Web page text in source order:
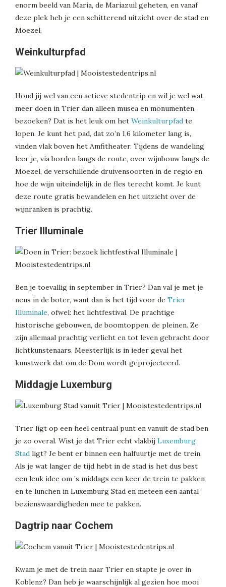
enorm beeld van Maria, de Mariazuil geheten, en vanaf
deze plek heb je een schitterend uitzicht over de stad en
Moezel.
Weinkulturpfad
Houd jij wel van een actieve stedentrip en wil je wel wat
meer doen in Trier dan alleen musea en monumenten
bezoeken? Dat is het leuk om het Weinkulturpfad te
lopen. Je kunt het pad, dat zo’n 1,6 kilometer lang is,
vinden vlak boven het Amfitheater. Tijdens de wandeling
leer je, via borden langs de route, over wijnbouw langs de
Moezel, de verschillende druivensoorten in de regio en
hoe de wijn uiteindelijk in de fles terecht komt. Je kunt
deze route gratis bewandelen en het uitzicht over de
wijnranken is prachtig.
Trier Illuminale
Ben je toevallig in september in Trier? Dan val je met je
neus in de boter, want dan is het tijd voor de Trier
Illuminale, ofwel: het lichtfestival. De prachtige
historische gebouwen, de boomtoppen, de pleinen. Ze
zijn allemaal prachtig verlicht en tot leven gebracht door
lichtkunstenaars. Meesterlijk is in ieder geval het
kunstwerk dat om de Dom wordt geprojecteerd.
Middagje Luxemburg
Trier ligt op een heel centraal punt en vanuit de stad ben
je zo overal. Wist je dat Trier echt vlakbij Luxemburg
Stad ligt? Je bent er binnen een halfuurtje met de trein.
Als je wat langer de tijd hebt in de stad is het dus best
een leuk idee om ’s middags een keer de trein te pakken
en te lunchen in Luxemburg Stad en meteen een aantal
bezienswaardigheden mee te pakken.
Dagtrip naar Cochem
Kwam je met de trein naar Trier en stapte je over in
Koblenz? Dan heb je waarschijnlijk al gezien hoe mooi